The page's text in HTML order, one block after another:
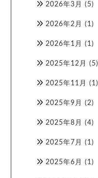
2026年3月 (5)
2026年2月 (1)
2026年1月 (1)
2025年12月 (5)
2025年11月 (1)
2025年9月 (2)
2025年8月 (4)
2025年7月 (1)
2025年6月 (1)